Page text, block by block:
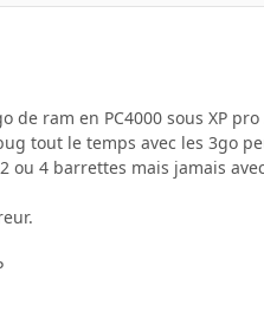
ram en PC4000 sous XP pro
tout le temps avec les 3go
ou 4 barrettes mais jamais